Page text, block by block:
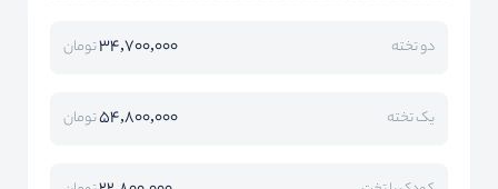
دو تخته 34,700,000تومان
یک تخته 54,800,000تومان